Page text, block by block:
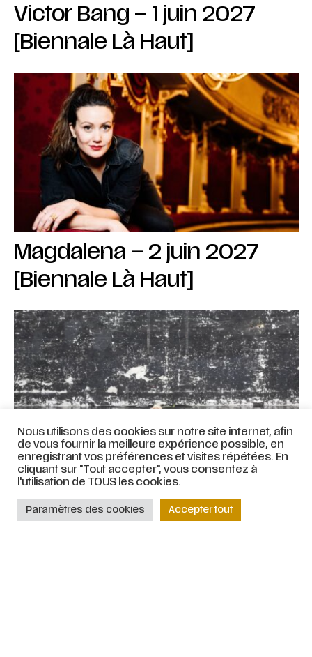
Victor Bang – 1 juin 2027
[Biennale Là Haut]
Magdalena – 2 juin 2027
[Biennale Là Haut]
Schwanengesang D744 – 11
& 12 juin 2027 [Biennale Là
Nous utilisons des cookies sur notre site internet, afin
de vous fournir la meilleure expérience possible, en
enregistrant vos préférences et visites répétées. En
cliquant sur "Tout accepter", vous consentez à
l'utilisation de TOUS les cookies.
Paramètres des cookies Accepter tout